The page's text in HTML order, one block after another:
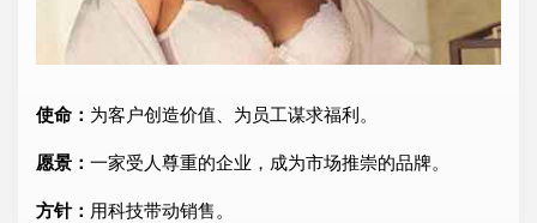
使命： 为客户创造价值、为员工谋求福利。
愿景： 一家受人尊重的企业，成为市场推崇的品牌。
方针： 用科技带动销售。